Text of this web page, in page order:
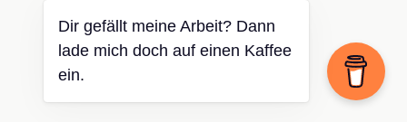
Dir gefällt meine Arbeit? Dann
lade mich doch auf einen Kaffee
ein.